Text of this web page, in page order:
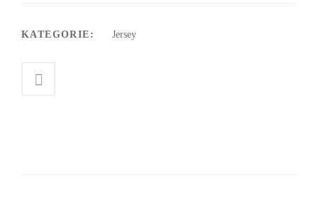
KATEGORIE: Jersey